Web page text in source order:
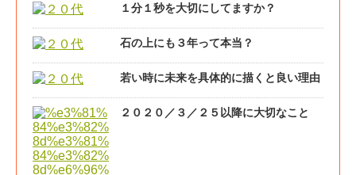
１分１秒を大切にしてますか？
石の上にも３年って本当？
若い時に未来を具体的に描くと良い理由
２０２０／３／２５以降に大切なこと